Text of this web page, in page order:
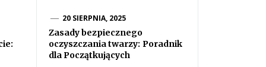
20 SIERPNIA, 2025
Zasady bezpiecznego
oczyszczania twarzy: Poradnik
dla Początkujących